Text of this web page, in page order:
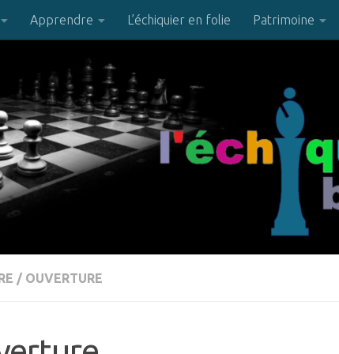
Apprendre L’échiquier en folie Patrimoine
/ OUVERTURE